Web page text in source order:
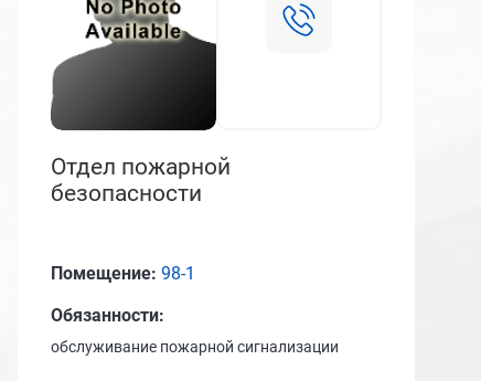
Отдел пожарной
безопасности
Помещение: 98-1
Обязанности:
обслуживание пожарной сигнализации